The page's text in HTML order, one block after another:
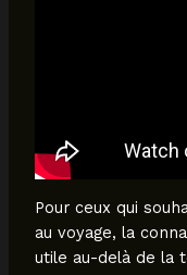
Pour ceux qui
au voyage, la
utile au-delà de la